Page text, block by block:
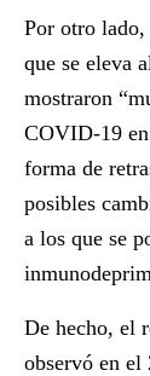
Por otro
que se eleva
mostraron
COVID-19
forma de
posibles
a los que se
De hecho, el
observó en el